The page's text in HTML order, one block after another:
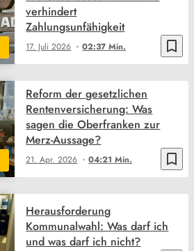
bookmark_border
17. Juli 2026 02:37 Min.
verhindert
Zahlungsunfähigkeit
bookmark_border
21. Apr. 2026 04:21 Min.
Reform der gesetzlichen
Rentenversicherung: Was
sagen die Oberfranken zur
Merz-Aussage?
Herausforderung
Kommunalwahl: Was darf ich
und was darf ich nicht?